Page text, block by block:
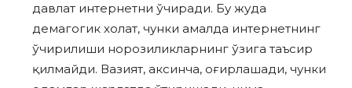
давлат интернетни ўчиради. Бу жуда
демагогик холат, чунки амалда интернетнинг
ўчирилиши норозиликларнинг ўзига таъсир
қилмайди. Вазият, аксинча, оғирлашади, чунки